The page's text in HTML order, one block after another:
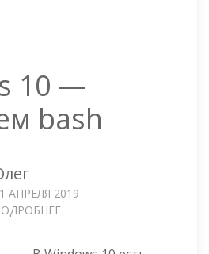
10 —
bash
АПРЕЛЯ 2019